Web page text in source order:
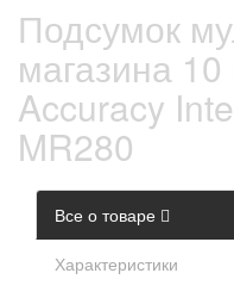
Подсумок
магазина
Accuracy
MR280
Все о товаре
Характеристики